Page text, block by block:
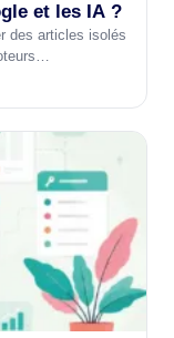
et les IA ?
des articles isolés